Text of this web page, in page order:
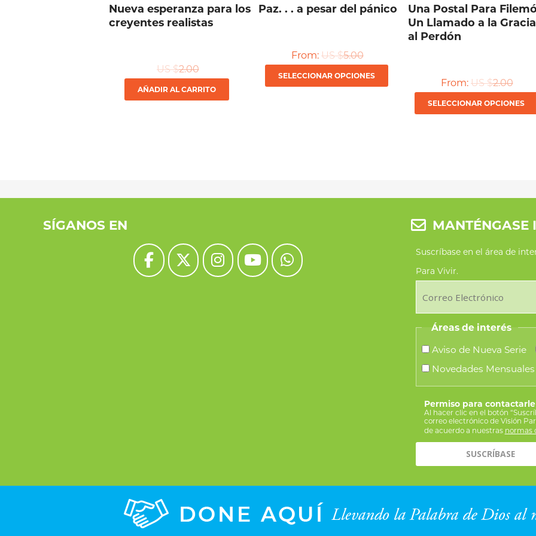
Nueva esperanza para los
creyentes realistas
US $2.00
AÑADIR AL CARRITO
Paz. . . a pesar del pánico
From: US $5.00
SELECCIONAR OPCIONES
producto
pueden
página
Una Postal Para
Un Llamado a la
al Perdón
From: US $2.00
SELECCIONAR OPCIONES
SÍGANOS EN MANTÉNGASE
Suscríbase en el área de
Para Vivir.
Áreas de interés
Aviso de Nueva Serie
Novedades Mensuales
Permiso para contactarle
Al hacer clic en el botón
correo electrónico de Visión
de acuerdo a nuestras normas